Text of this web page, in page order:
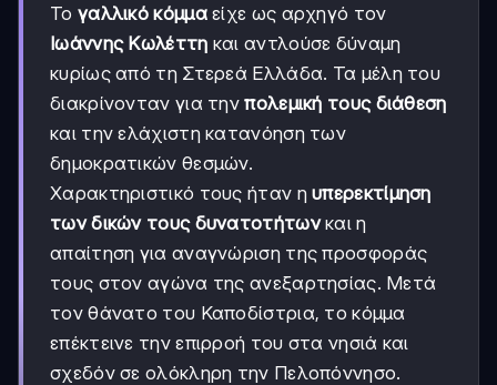
Το γαλλικό κόμμαείχε ως αρχηγό τον
Ιωάννης Κωλέττη και αντλούσε δύναμη
κυρίως από τη Στερεά Ελλάδα. Τα μέλη του
διακρίνονταν για τηνπολεμική τους διάθεση
και την ελάχιστη κατανόηση των
δημοκρατικών θεσμών.
Χαρακτηριστικό τους ήταν ηυπερεκτίμηση
των δικών τους δυνατοτήτωνκαι η
απαίτηση για αναγνώριση της προσφοράς
τους στον αγώνα της ανεξαρτησίας. Μετά
τον θάνατο του Καποδίστρια, το κόμμα
επέκτεινε την επιρροή του στα νησιά και
σχεδόν σε ολόκληρη την Πελοπόννησο.